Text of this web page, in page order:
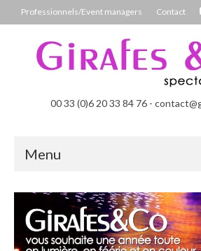
Professionnels/Event managers Contact
00 33 (0)6 20 33 84 76 -
Menu
Les Chromatix, spécial Carnaval